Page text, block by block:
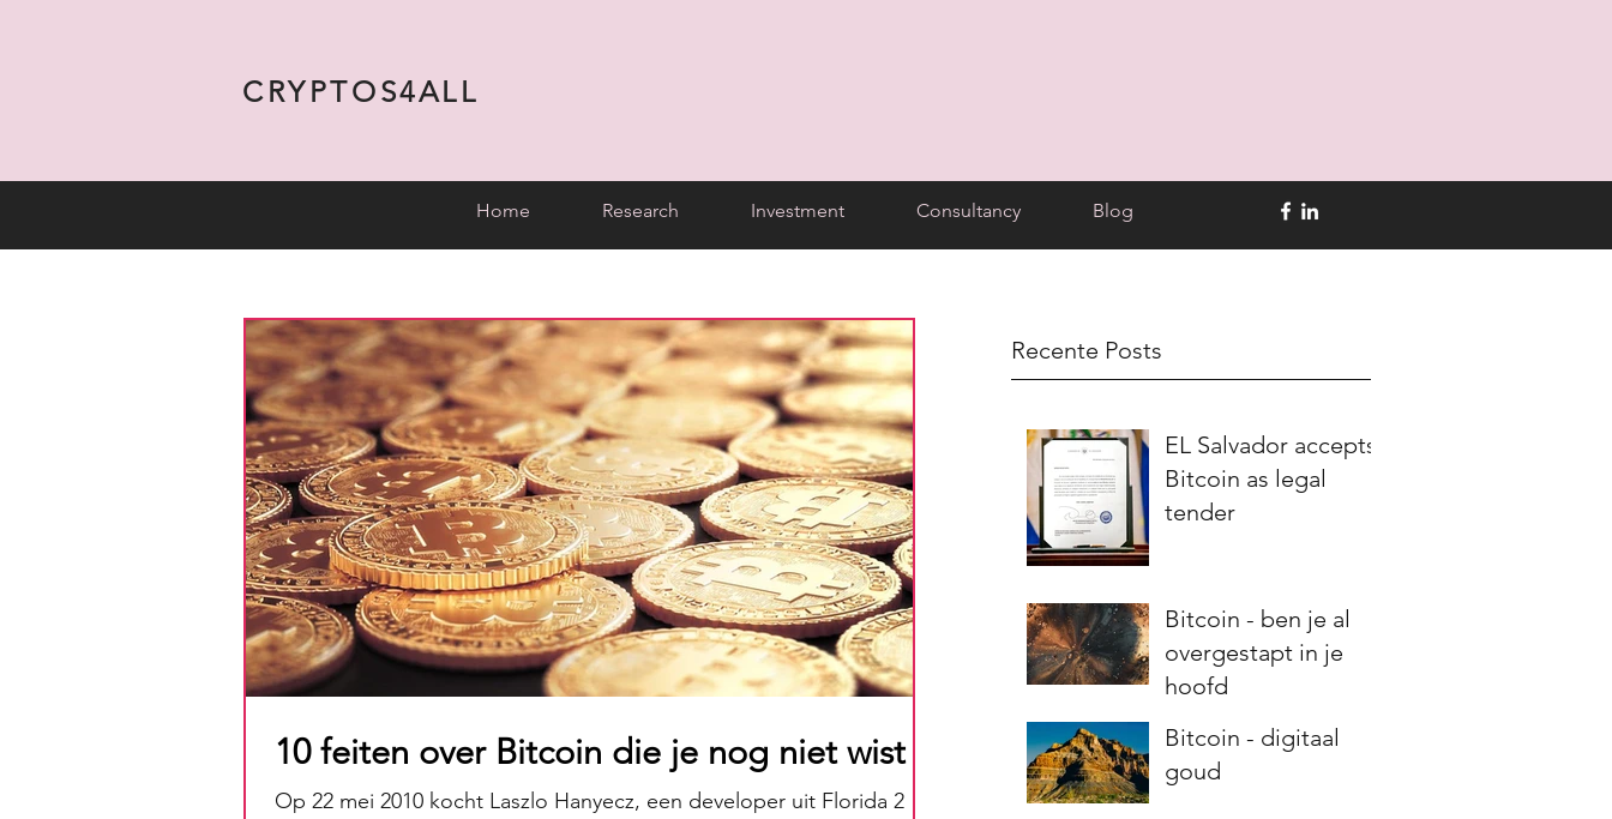
CRYPTOS4ALL
Home Research Investment Consultancy Blog
Recente Posts
EL Salvador accepts
Bitcoin as legal
tender
Bitcoin - ben je al
overgestapt in je
hoofd
Bitcoin - digitaal
goud
10 feiten over Bitcoin die je nog niet wist
Op 22 mei 2010 kocht Laszlo Hanyecz, een developer uit Florida 2